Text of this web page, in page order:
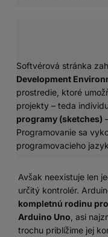
Softvérová stránka
Development
prostredie, ktoré
projekty – teda
programy (sketches)
Programovanie sa
programovacieho
Avšak neexistuje len
určitý kontrolér.
kompletnú rodinu
Arduino Uno , asi
trochu priblížime jej